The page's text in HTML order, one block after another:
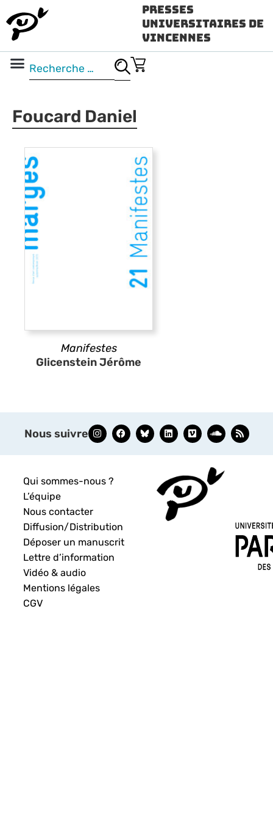
Presses
Universitaires de
Vincennes
Foucard Daniel
Manifestes
Glicenstein Jérôme
Nous suivre
Qui sommes-nous ?
L’équipe
Nous contacter
Diffusion/Distribution
Déposer un manuscrit
Lettre d’information
Vidéo & audio
Mentions légales
CGV